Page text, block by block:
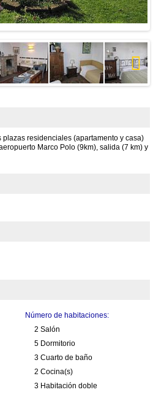
Next
plazas residenciales (apartamento y casa)
Marco Polo (9km), salida (7 km) y
Número de habitaciones:
2 Salón
5 Dormitorio
3 Cuarto de baño
2 Cocina(s)
3 Habitación doble